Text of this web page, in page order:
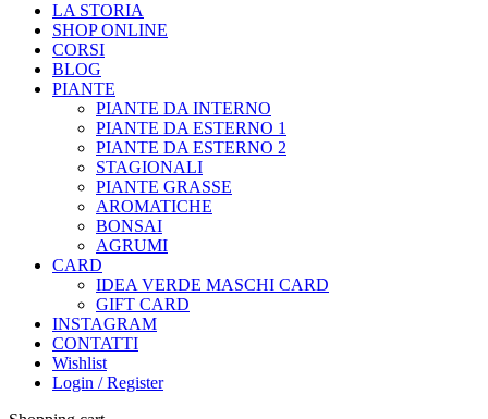
LA STORIA
SHOP ONLINE
CORSI
BLOG
PIANTE
PIANTE DA INTERNO
PIANTE DA ESTERNO 1
PIANTE DA ESTERNO 2
STAGIONALI
PIANTE GRASSE
AROMATICHE
BONSAI
AGRUMI
CARD
IDEA VERDE MASCHI CARD
GIFT CARD
INSTAGRAM
CONTATTI
Wishlist
Login / Register